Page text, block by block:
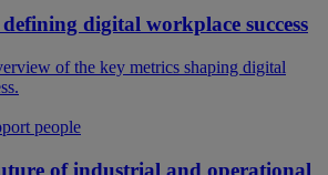
digital workplace success
of the key metrics shaping digital
people
of industrial and operational